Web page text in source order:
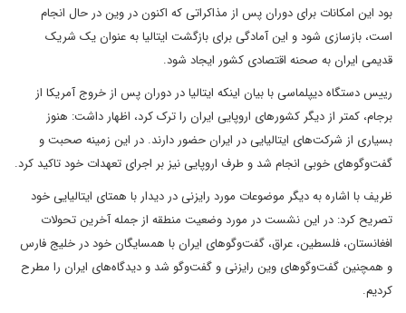
بود این امکانات برای دوران پس از مذاکراتی که اکنون در وین در حال انجام
است، بازسازی شود و این آمادگی برای بازگشت ایتالیا به عنوان یک شریک
قدیمی ایران به صحنه اقتصادی کشور ایجاد شود.
رییس دستگاه دیپلماسی با بیان اینکه ایتالیا در دوران پس از خروج آمریکا از
برجام، کمتر از دیگر کشورهای اروپایی ایران را ترک کرد، اظهار داشت: هنوز
بسیاری از شرکت‌های ایتالیایی در ایران حضور دارند. در این زمینه صحبت و
گفت‌وگوهای خوبی انجام شد و طرف اروپایی نیز بر اجرای تعهدات خود تاکید کرد.
ظریف با اشاره به دیگر موضوعات مورد رایزنی در دیدار با همتای ایتالیایی‌ خود
تصریح کرد: در این نشست در مورد وضعیت منطقه از جمله آخرین تحولات
افغانستان، فلسطین، عراق، گفت‌وگوهای ایران با همسایگان خود در خلیج فارس
و همچنین گفت‌وگوهای وین رایزنی و گفت‌وگو شد و دیدگاه‌های ایران را مطرح
کردیم.